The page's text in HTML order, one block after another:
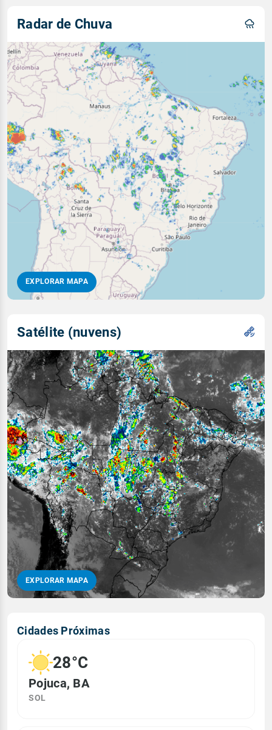
Radar de Chuva
EXPLORAR MAPA
Satélite (nuvens)
EXPLORAR MAPA
Cidades Próximas
28°C
Pojuca, BA
SOL